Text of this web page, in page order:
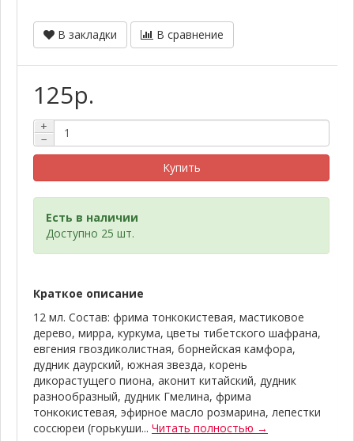
В закладки В сравнение
125р.
+
−
Купить
Есть в наличии
Доступно 25 шт.
Краткое описание
12 мл. Состав: фрима тонкокистевая, мастиковое
дерево, мирра, куркума, цветы тибетского шафрана,
евгения гвоздиколистная, борнейская камфора,
дудник даурский, южная звезда, корень
дикорастущего пиона, аконит китайский, дудник
разнообразный, дудник Гмелина, фрима
тонкокистевая, эфирное масло розмарина, лепестки
соссюреи (горькуши... Читать полностью →